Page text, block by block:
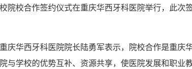
院校合作签约仪式在重庆华西牙科医院举行，此次
庆华西牙科医院院长陆勇军表示，院校合作是重庆
与学校的优势互补、资源共享，使医院发展和职业